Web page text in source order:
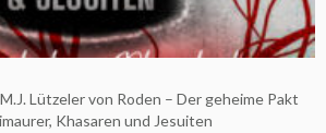
Lützeler von Roden – Der geheime Pakt
Khasaren und Jesuiten